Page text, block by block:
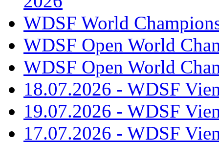
WDSF World
WDSF Open World
WDSF Open World
18.07.2026 - WDSF
19.07.2026 - WDSF
17.07.2026 - WDSF